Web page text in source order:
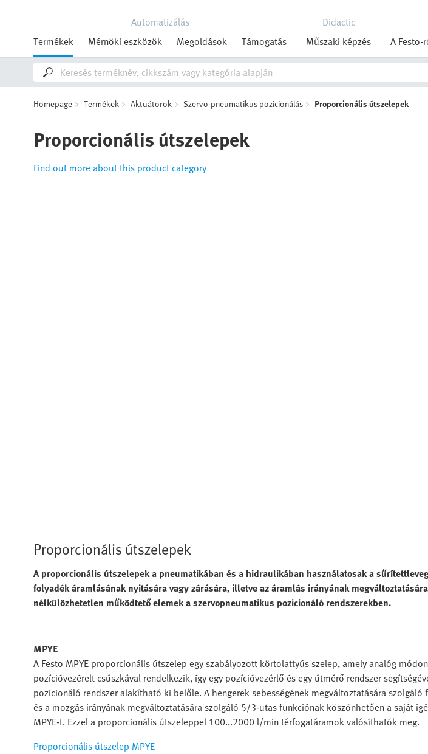
Automatizálás
Termékek
Mérnöki eszközök Megoldások Támogatás
Didactic
Műszaki képzés
A Festo-
Homepage Termékek Aktuátorok Szervo-pneumatikus pozicionálás Proporcionális útszelepek
Proporcionális útszelepek
Find out more about this product category
Proporcionális útszelepek
A proporcionális útszelepek a pneumatikában és a hidraulikában használatosak a
folyadék áramlásának nyitására vagy zárására, illetve az áramlás irányának
nélkülözhetetlen működtető elemek a szervopneumatikus pozicionáló rendszerekben.
MPYE
A Festo MPYE proporcionális útszelep egy szabályozott körtolattyús szelep, amely analóg
pozícióvezérelt csúszkával rendelkezik, így egy pozícióvezérlő és egy útmérő rendszer
pozicionáló rendszer alakítható ki belőle. A hengerek sebességének megváltoztatására
és a mozgás irányának megváltoztatására szolgáló 5/3-utas funkciónak köszönhetően a saját
MPYE-t. Ezzel a proporcionális útszeleppel 100...2000 l/min térfogatáramok valósíthatók meg.
Proporcionális útszelep MPYE